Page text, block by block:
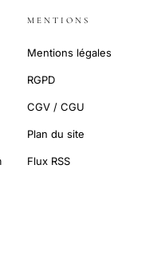
MENTIONS
Mentions légales
RGPD
CGV / CGU
Plan du site
Flux RSS